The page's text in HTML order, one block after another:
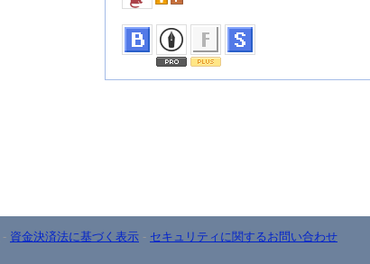
- 資金決済法に基づく表示 - セキュリティに関するお問い合わせ